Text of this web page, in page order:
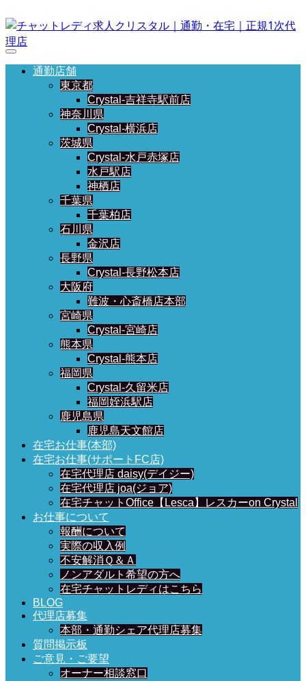
通勤店舗
東京都
Crystal-吉祥寺駅前店
神奈川県
Crystal-横浜店
茨城県
Crystal-水戸赤塚店
水戸駅店
神栖店
千葉県
千葉柏店
石川県
金沢店
長野県
Crystal-長野松本店
大阪府
難波・心斎橋店本部
宮崎県
Crystal-宮崎店
熊本県
Crystal-熊本店
福岡県
Crystal-久留米店
福岡姪浜駅店
鹿児島県
鹿児島天文館店
在宅お仕事(本部)
在宅お仕事(サポートFC店)
在宅代理店 daisy(デイジー)
在宅代理店 joa(ジョア)
在宅チャットOffice【Lesca】レスカーon Crystal
お仕事について
報酬について
実際の収入例
不安解消Ｑ＆Ａ
ノンアダルト希望の方へ
在宅チャットレディはこちら
BLOG
代理店募集
本部・通勤シェア代理店募集
質問掲示板
ご意見・ご要望
オーナー相談窓口